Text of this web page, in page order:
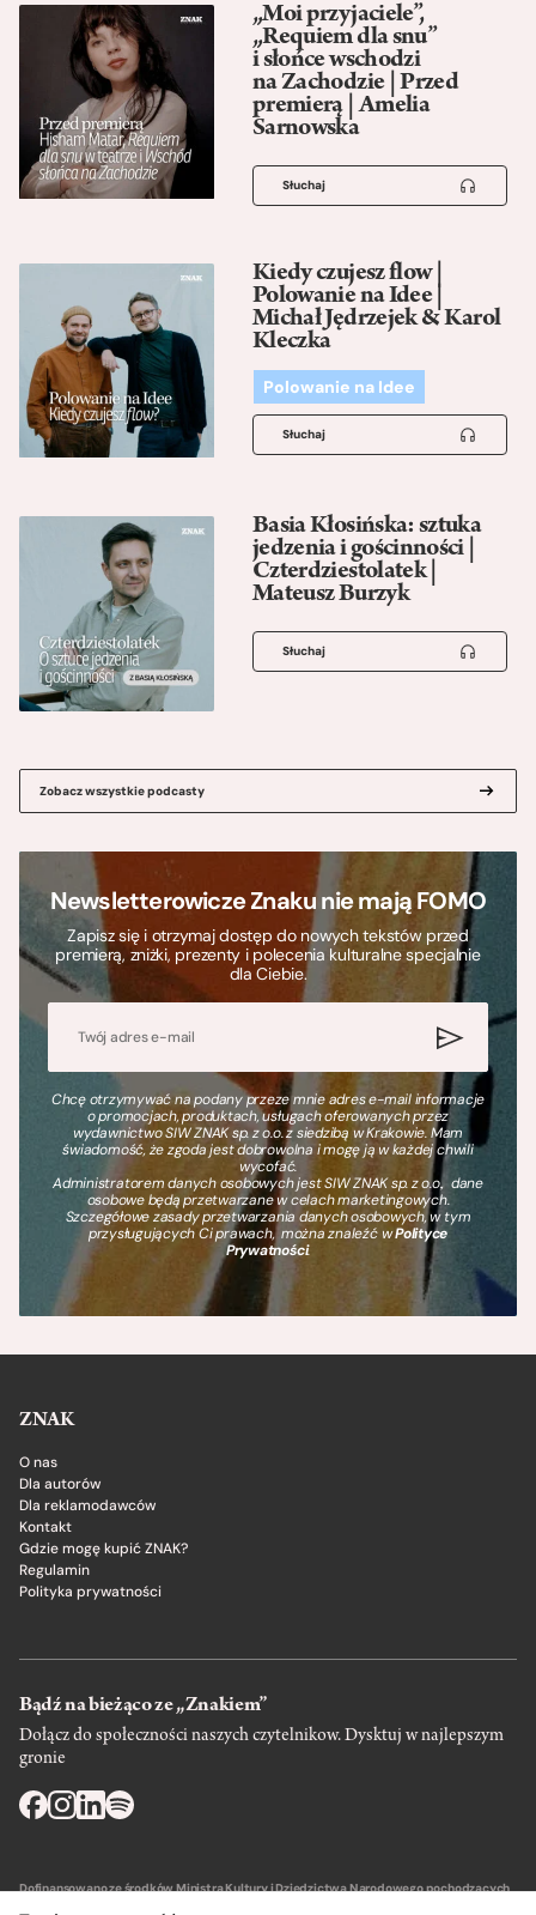
„Moi przyjaciele”,
„Requiem dla snu”
i słońce wschodzi
na Zachodzie | Przed
premierą | Amelia
Sarnowska
Słuchaj
Kiedy czujesz flow |
Polowanie na Idee |
Michał Jędrzejek & Karol
Kleczka
Polowanie na Idee
Słuchaj
Basia Kłosińska: sztuka
jedzenia i gościnności |
Czterdziestolatek |
Mateusz Burzyk
Słuchaj
Zobacz wszystkie podcasty
Newsletterowicze Znaku nie mają FOMO
Zapisz się i otrzymaj dostęp do nowych tekstów przed
premierą, zniżki, prezenty i polecenia kulturalne specjalnie
dla Ciebie.
Chcę otrzymywać na podany przeze mnie adres e-mail informacje
o promocjach, produktach, usługach oferowanych przez
wydawnictwo SIW ZNAK sp. z o.o. z siedzibą w Krakowie. Mam
świadomość, że zgoda jest dobrowolna i mogę ją w każdej chwili
wycofać.
Administratorem danych osobowych jest SIW ZNAK sp. z o.o., dane
osobowe będą przetwarzane w celach marketingowych.
Szczegółowe zasady przetwarzania danych osobowych, w tym
przysługujących Ci prawach, można znaleźć wPolityce
Prywatności.
ZNAK
O nas
Dla autorów
Dla reklamodawców
Kontakt
Gdzie mogę kupić ZNAK?
Regulamin
Polityka prywatności
Bądź na bieżąco ze „Znakiem”
Dołącz do społeczności naszych czytelnikow. Dysktuj w najlepszym
gronie
Dofinansowano ze środków Ministra Kultury i Dziedzictwa Narodowego pochodzących